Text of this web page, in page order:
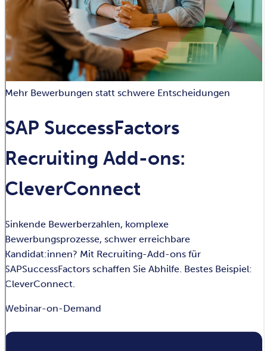
Mehr Bewerbungen statt schwere Entscheidungen
SAP SuccessFactors
Recruiting Add-ons:
CleverConnect
Sinkende Bewerberzahlen, komplexe
Bewerbungsprozesse, schwer erreichbare
Kandidat:innen? Mit Recruiting-Add-ons für
SAPSuccessFactors schaffen Sie Abhilfe. Bestes Beispiel:
CleverConnect.
Webinar-on-Demand